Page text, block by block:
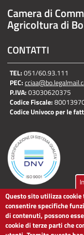
Camera di
Agricoltura di
CONTATTI
TEL:051/60.93.111
PEC:
P.IVA:03030620375
Codice Fiscale:
Codice Univoco per le
LINK UTILI
Dichiarazione di
Questo sito utilizza
consentire specifiche
di contenuti, possono
cookie di terze parti che